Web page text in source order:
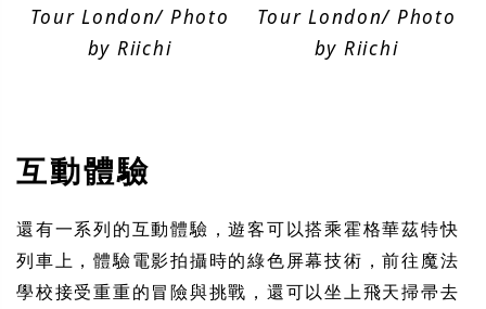
Tour London/ Photo
by Riichi
Tour London/ Photo
by Riichi
互動體驗
還有一系列的互動體驗，遊客可以搭乘霍格華茲特快
列車上，體驗電影拍攝時的綠色屏幕技術，前往魔法
學校接受重重的冒險與挑戰，還可以坐上飛天掃帚去